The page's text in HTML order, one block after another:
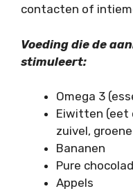
contacten of
Voeding die de
stimuleert:
Omega 3
Eiwitten (eet
zuivel,
Bananen
Pure
Appels